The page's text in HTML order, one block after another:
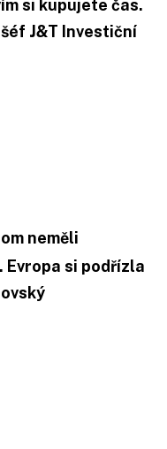
si kupujete čas.
J&T Investiční
neměli
si podřízla